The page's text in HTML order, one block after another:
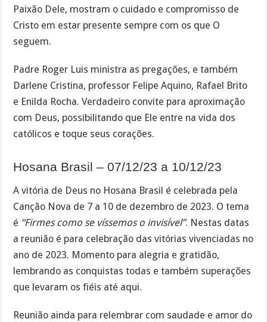
Paixão Dele, mostram o cuidado e compromisso de
Cristo em estar presente sempre com os que O
seguem.
Padre Roger Luis ministra as pregações, e também
Darlene Cristina, professor Felipe Aquino, Rafael Brito
e Enilda Rocha. Verdadeiro convite para aproximação
com Deus, possibilitando que Ele entre na vida dos
católicos e toque seus corações.
Hosana Brasil – 07/12/23 a 10/12/23
A vitória de Deus no Hosana Brasil é celebrada pela
Canção Nova de 7 a 10 de dezembro de 2023. O tema
é “Firmes como se víssemos o invisível”. Nestas datas
a reunião é para celebração das vitórias vivenciadas no
ano de 2023. Momento para alegria e gratidão,
lembrando as conquistas todas e também superações
que levaram os fiéis até aqui.
Reunião ainda para relembrar com saudade e amor do